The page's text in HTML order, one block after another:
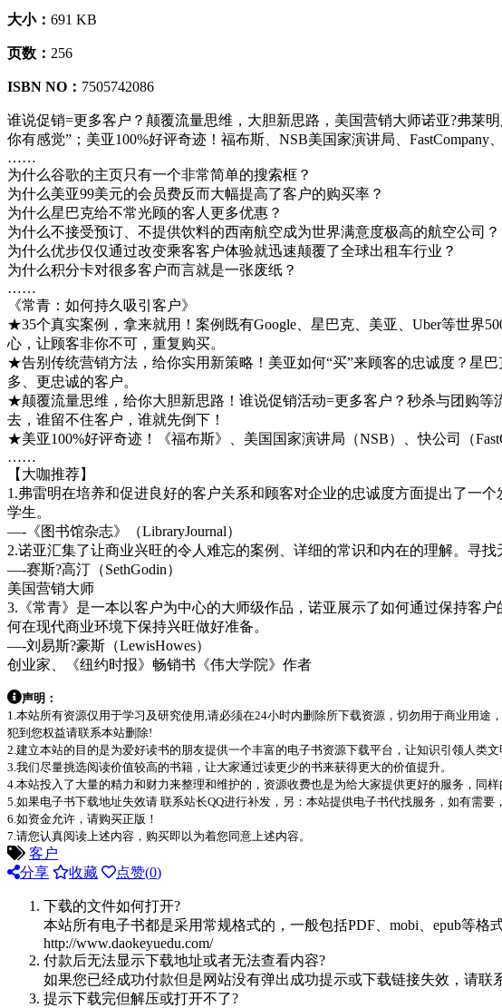
大小： 691 KB
页数： 256
ISBN NO： 7505742086
谁说促销=更多客户？颠覆流量思维，大胆新思路，美国营销大师诺亚?弗莱
你有感觉”；美亚100%好评奇迹！福布斯、NSB美国家演讲局、FastCompany
……
为什么谷歌的主页只有一个非常简单的搜索框？
为什么美亚99美元的会员费反而大幅提高了客户的购买率？
为什么星巴克给不常光顾的客人更多优惠？
为什么不接受预订、不提供饮料的西南航空成为世界满意度极高的航空公司？
为什么优步仅仅通过改变乘客客户体验就迅速颠覆了全球出租车行业？
为什么积分卡对很多客户而言就是一张废纸？
……
《常青：如何持久吸引客户》
★35个真实案例，拿来就用！案例既有Google、星巴克、美亚、Uber等世界
心，让顾客非你不可，重复购买。
★告别传统营销方法，给你实用新策略！美亚如何“买”来顾客的忠诚度？星
多、更忠诚的客户。
★颠覆流量思维，给你大胆新思路！谁说促销活动=更多客户？秒杀与团购
去，谁留不住客户，谁就先倒下！
★美亚100%好评奇迹！《福布斯》、美国国家演讲局（NSB）、快公司（
……
【大咖推荐】
1.弗雷明在培养和促进良好的客户关系和顾客对企业的忠诚度方面提出了一
学生。
—-《图书馆杂志》（LibraryJournal）
2.诺亚汇集了让商业兴旺的令人难忘的案例、详细的常识和内在的理解。寻找
—-赛斯?高汀（SethGodin）
美国营销大师
3.《常青》是一本以客户为中心的大师级作品，诺亚展示了如何通过保持客
何在现代商业环境下保持兴旺做好准备。
—-刘易斯?豪斯（LewisHowes）
创业家、《纽约时报》畅销书《伟大学院》作者
声明：
1.本站所有资源仅用于学习及研究使用,请必须在24小时内删除所下载资源，切勿用于商业用
犯到您权益请联系本站删除!
2.建立本站的目的是为爱好读书的朋友提供一个丰富的电子书资源下载平台，让知识引领人类文
3.我们尽量挑选阅读价值较高的书籍，让大家通过读更少的书来获得更大的价值提升。
4.本站投入了大量的精力和财力来整理和维护的，资源收费也是为给大家提供更好的服务，同
5.如果电子书下载地址失效请 联系站长QQ进行补发，另：本站提供电子书代找服务，如有需要
6.如资金允许，请购买正版！
7.请您认真阅读上述内容，购买即以为着您同意上述内容。
客户
分享
收藏 点赞(0)
下载的文件如何打开?
本站所有电子书都是采用常规格式的，一般包括PDF、mobi、epub等
http://www.daokeyuedu.com/
付款后无法显示下载地址或者无法查看内容?
如果您已经成功付款但是网站没有弹出成功提示或下载链接失效，请联
提示下载完但解压或打开不了?